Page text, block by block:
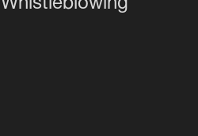
Whistleblowing